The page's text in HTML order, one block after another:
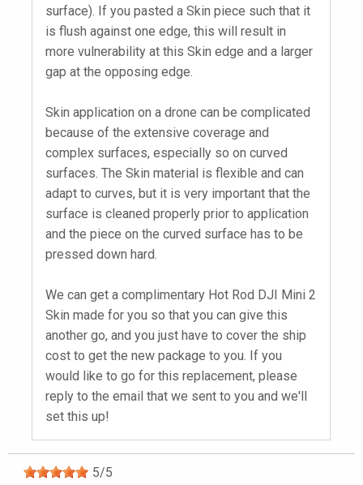
surface). If you pasted a Skin piece such that it
is flush against one edge, this will result in
more vulnerability at this Skin edge and a larger
gap at the opposing edge.
Skin application on a drone can be complicated
because of the extensive coverage and
complex surfaces, especially so on curved
surfaces. The Skin material is flexible and can
adapt to curves, but it is very important that the
surface is cleaned properly prior to application
and the piece on the curved surface has to be
pressed down hard.
We can get a complimentary Hot Rod DJI Mini 2
Skin made for you so that you can give this
another go, and you just have to cover the ship
cost to get the new package to you. If you
would like to go for this replacement, please
reply to the email that we sent to you and we'll
set this up!
5/5